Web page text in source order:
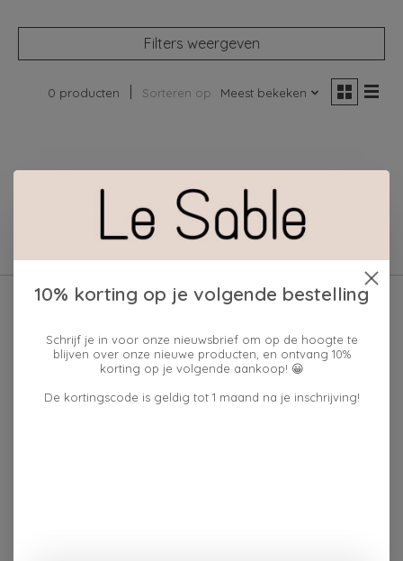
Filters weergeven
0 producten Sorteren op Meest bekeken
Geen producten gevonden!
10% korting op je volgende bestelling
Schrijf je in voor onze nieuwsbrief om op de hoogte te
blijven over onze nieuwe producten, en ontvang 10%
korting op je volgende aankoop! 😀
De kortingscode is geldig tot 1 maand na je inschrijving!